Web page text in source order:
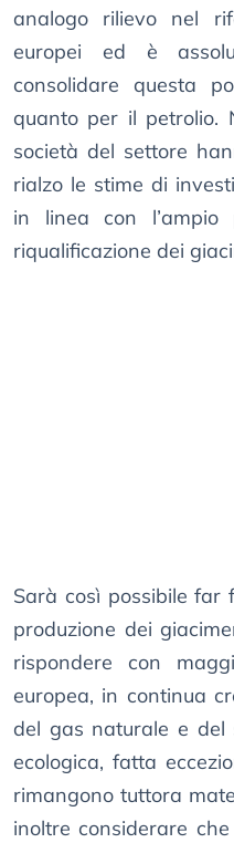
analogo rilievo nel
europei ed è
consolidare questa
quanto per il petrolio.
società del settore
rialzo le stime di
in linea con l’ampio
riqualificazione dei
Sarà così possibile far
produzione dei
rispondere con
europea, in continua
del gas naturale e del
ecologica, fatta
rimangono tuttora
inoltre considerare che